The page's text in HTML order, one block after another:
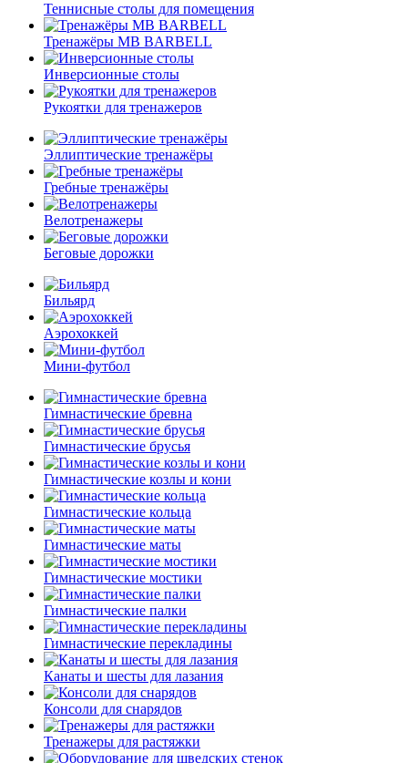
Теннисные столы для помещения
Тренажёры MB BARBELL
Инверсионные столы
Рукоятки для тренажеров
Эллиптические тренажёры
Гребные тренажёры
Велотренажеры
Беговые дорожки
Бильярд
Аэрохоккей
Мини-футбол
Гимнастические бревна
Гимнастические брусья
Гимнастические козлы и кони
Гимнастические кольца
Гимнастические маты
Гимнастические мостики
Гимнастические палки
Гимнастические перекладины
Канаты и шесты для лазания
Консоли для снарядов
Тренажеры для растяжки